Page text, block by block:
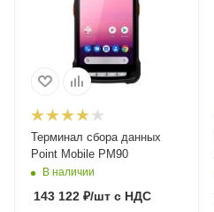
Терминал сбора данных
Point Mobile PM90
В наличии
143 122 ₽/шт с НДС